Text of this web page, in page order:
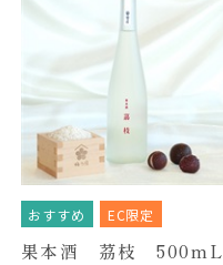
おすすめ EC限定
果本酒 茘枝 500mL